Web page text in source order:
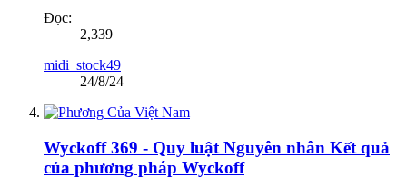
Đọc:
2,339
midi_stock49
24/8/24
Wyckoff 369 - Quy luật Nguyên nhân Kết quả
của phương pháp Wyckoff